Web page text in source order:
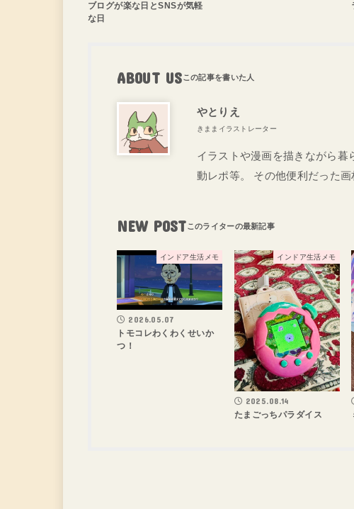
ブログが楽な日とSNSが気軽
な日
ABOUT US
やとりえ
きままイラストレーター
イラストや漫画を描きながら暮
動レポ等。 その他便利だった
NEW POST
インドア生活メモ
2026.05.07
トモコレわくわくせいか
つ！
インドア生活メモ
2025.08.14
たまごっちパラダイス